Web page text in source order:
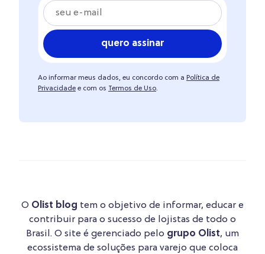
quero assinar
Ao informar meus dados, eu concordo com a Política de
Privacidade e com os Termos de Uso.
O Olist blog tem o objetivo de informar, educar e
contribuir para o sucesso de lojistas de todo o
Brasil. O site é gerenciado pelo grupo Olist, um
ecossistema de soluções para varejo que coloca